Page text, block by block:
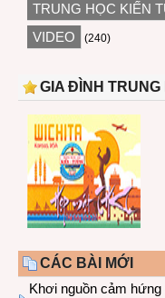
TRUNG HỌC KIẾN
VIDEO (240)
GIA ĐÌNH
CÁC BÀI MỚI
Khơi nguồn cảm hứng